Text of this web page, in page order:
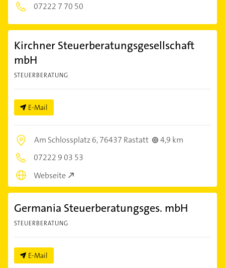
07222 7 70 50
Kirchner Steuerberatungsgesellschaft
mbH
STEUERBERATUNG
E-Mail
Am Schlossplatz 6,76437 Rastatt
4,9 km
07222 9 03 53
Webseite
Germania Steuerberatungsges. mbH
STEUERBERATUNG
E-Mail